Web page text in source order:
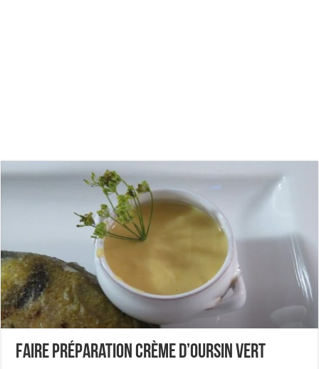
Faire préparation crème d’oursin vert